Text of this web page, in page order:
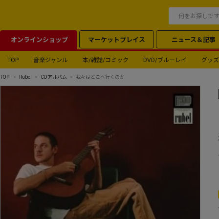
オンラインショップ マーケットプレイス ニュース＆記事
TOP 音楽ジャンル 本/雑誌/コミック DVD/ブルーレイ グッズ
TOP Rubel CDアルバム 我々はどこへ行くのか